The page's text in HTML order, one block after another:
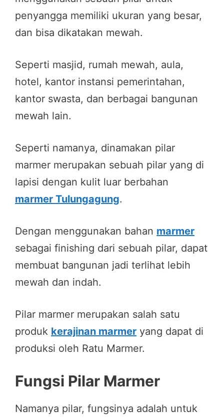
penyangga memiliki ukuran yang besar,
dan bisa dikatakan mewah.
Seperti masjid, rumah mewah, aula,
hotel, kantor instansi pemerintahan,
kantor swasta, dan berbagai bangunan
mewah lain.
Seperti namanya, dinamakan pilar
marmer merupakan sebuah pilar yang di
lapisi dengan kulit luar berbahan
marmer Tulungagung.
Dengan menggunakan bahan marmer
sebagai finishing dari sebuah pilar, dapat
membuat bangunan jadi terlihat lebih
mewah dan indah.
Pilar marmer merupakan salah satu
produk kerajinan marmer yang dapat di
produksi oleh Ratu Marmer.
Fungsi Pilar Marmer
Namanya pilar, fungsinya adalah untuk